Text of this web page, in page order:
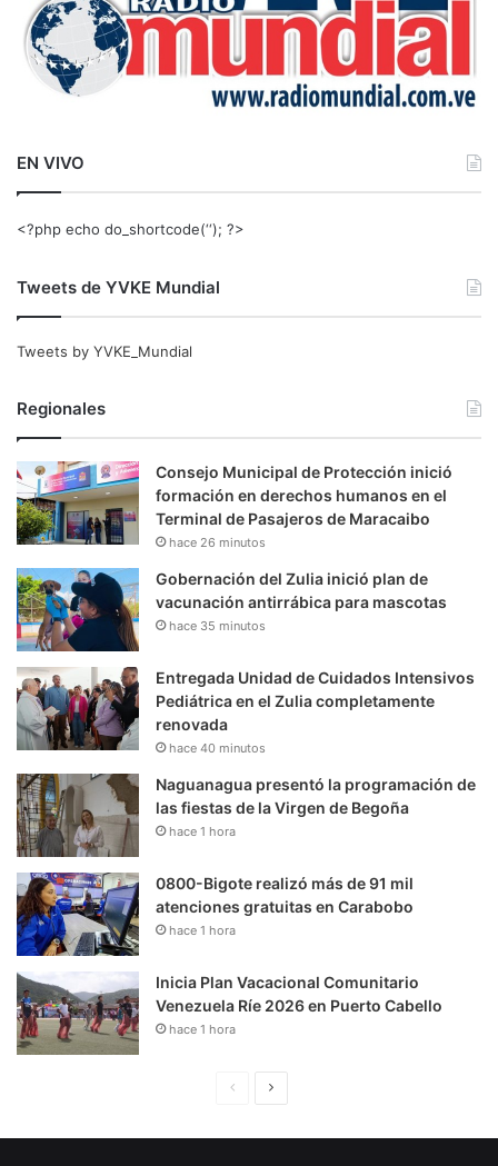
EN VIVO
<?php echo do_shortcode(‘‘); ?>
Tweets de YVKE Mundial
Tweets by YVKE_Mundial
Regionales
Consejo Municipal de Protección inició
formación en derechos humanos en el
Terminal de Pasajeros de Maracaibo
hace 26 minutos
Gobernación del Zulia inició plan de
vacunación antirrábica para mascotas
hace 35 minutos
Entregada Unidad de Cuidados Intensivos
Pediátrica en el Zulia completamente
renovada
hace 40 minutos
Naguanagua presentó la programación de
las fiestas de la Virgen de Begoña
hace 1 hora
0800-Bigote realizó más de 91 mil
atenciones gratuitas en Carabobo
hace 1 hora
Inicia Plan Vacacional Comunitario
Venezuela Ríe 2026 en Puerto Cabello
hace 1 hora